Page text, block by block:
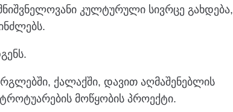
კულტურული სივრცე გახდება,
ქალაქში, დავით აღმაშენებლის
ტროტუარების მოწყობის პროექტი.